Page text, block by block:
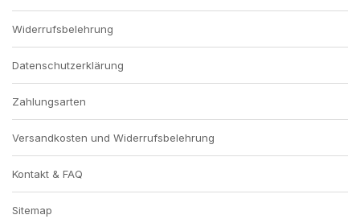
Widerrufsbelehrung
Datenschutzerklärung
Zahlungsarten
Versandkosten und Widerrufsbelehrung
Kontakt & FAQ
Sitemap